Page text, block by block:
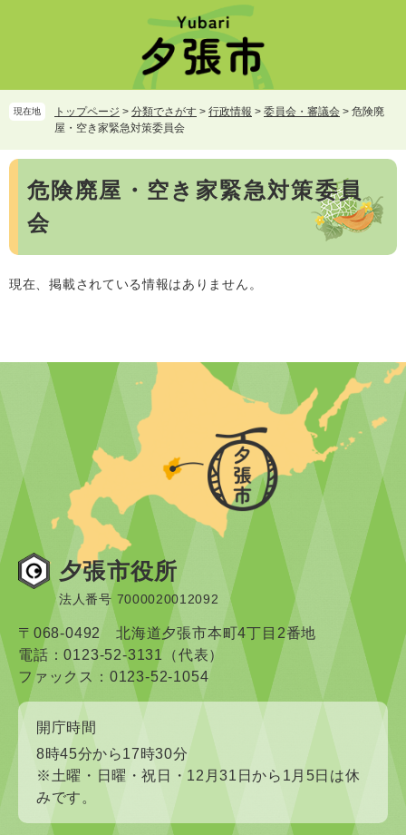
頭
で
飛
ば
て
現在地 トップページ > 分類でさがす > 行政情報 > 委員会・審議会 > 危険廃
屋・空き家緊急対策委員会
本
危険廃屋・空き家緊急対策委員
会
現在、掲載されている情報はありません。
夕張市役所
法人番号 7000020012092
〒068-0492 北海道夕張市本町4丁目2番地
電話：0123-52-3131（代表）
ファックス：0123-52-1054
開庁時間
8時45分から17時30分
※土曜・日曜・祝日・12月31日から1月5日は休
みです。